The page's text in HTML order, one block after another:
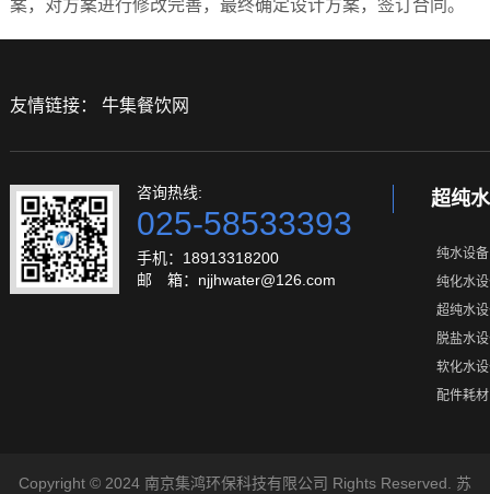
案，对方案进行修改完善，最终确定设计方案，签订合同。
友情链接： 牛集餐饮网
咨询热线:
025-58533393
手机：18913318200
邮 箱：njjhwater@126.com
超纯
纯水设备
纯化水
超纯水
脱盐水
软化水
配件耗材
Copyright © 2024 南京集鸿环保科技有限公司 Rights Reserved. 苏